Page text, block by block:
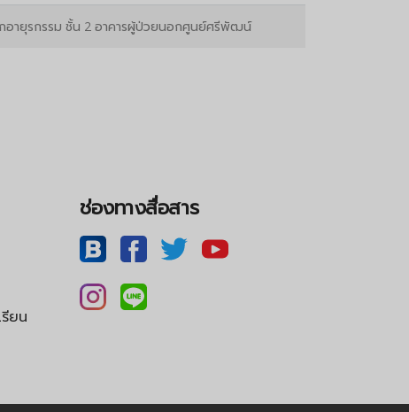
อายุรกรรม ชั้น 2 อาคารผู้ป่วยนอกศูนย์ศรีพัฒน์
ยน
ช่องทางสื่อสาร